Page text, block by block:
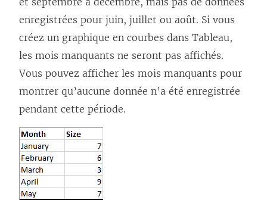
enregistrées pour juin, juillet ou août. Si vous
créez un graphique en courbes dans Tableau,
les mois manquants ne seront pas affichés.
Vous pouvez afficher les mois manquants pour
montrer qu’aucune donnée n’a été enregistrée
pendant cette période.